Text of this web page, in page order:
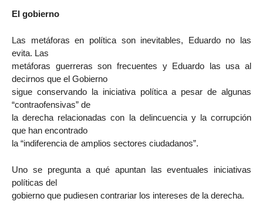
El gobierno
Las metáforas en política son inevitables, Eduardo no las
evita. Las
metáforas guerreras son frecuentes y Eduardo las usa al
decirnos que el Gobierno
sigue conservando la iniciativa política a pesar de algunas
“contraofensivas” de
la derecha relacionadas con la delincuencia y la corrupción
que han encontrado
la “indiferencia de amplios sectores ciudadanos”.
Uno se pregunta a qué apuntan las eventuales iniciativas
políticas del
gobierno que pudiesen contrariar los intereses de la derecha.